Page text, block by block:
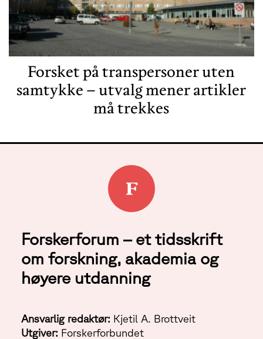
Forsket på transpersoner uten
samtykke – utvalg mener artikler
må trekkes
Forskerforum – et tidsskrift
om forskning, akademia og
høyere utdanning
Ansvarlig redaktør: Kjetil A. Brottveit
Utgiver: Forskerforbundet